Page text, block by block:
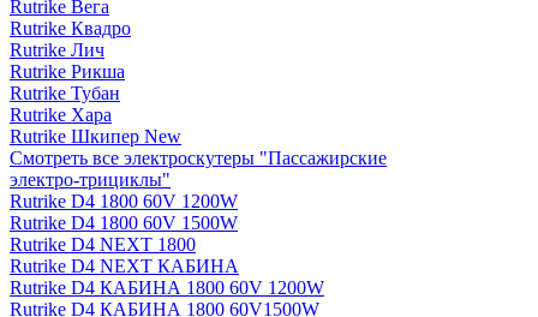
Rutrike Вега
Rutrike Квадро
Rutrike Лич
Rutrike Рикша
Rutrike Тубан
Rutrike Хара
Rutrike Шкипер New
Смотреть все электро­скутеры "Пассажирские
электро‑трициклы"
Rutrike D4 1800 60V 1200W
Rutrike D4 1800 60V 1500W
Rutrike D4 NEXT 1800
Rutrike D4 NEXT КАБИНА
Rutrike D4 КАБИНА 1800 60V 1200W
Rutrike D4 КАБИНА 1800 60V1500W